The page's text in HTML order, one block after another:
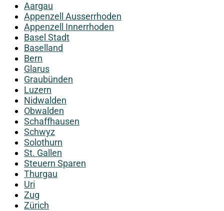
Aargau
Appenzell Ausserrhoden
Appenzell Innerrhoden
Basel Stadt
Baselland
Bern
Glarus
Graubünden
Luzern
Nidwalden
Obwalden
Schaffhausen
Schwyz
Solothurn
St. Gallen
Steuern Sparen
Thurgau
Uri
Zug
Zürich